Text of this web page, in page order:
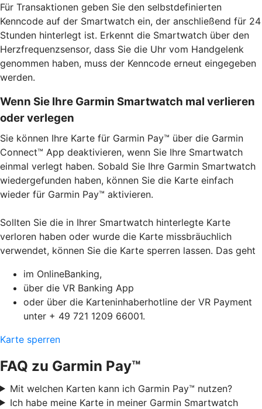
Für Transaktionen geben Sie den selbstdefinierten
Kenncode auf der Smartwatch ein, der anschließend für 24
Stunden hinterlegt ist. Erkennt die Smartwatch über den
Herzfrequenzsensor, dass Sie die Uhr vom Handgelenk
genommen haben, muss der Kenncode erneut eingegeben
werden.
Wenn Sie Ihre Garmin Smartwatch mal verlieren
oder verlegen
Sie können Ihre Karte für Garmin Pay™ über die Garmin
Connect™ App deaktivieren, wenn Sie Ihre Smartwatch
einmal verlegt haben. Sobald Sie Ihre Garmin Smartwatch
wiedergefunden haben, können Sie die Karte einfach
wieder für Garmin Pay™ aktivieren.
Sollten Sie die in Ihrer Smartwatch hinterlegte Karte
verloren haben oder wurde die Karte missbräuchlich
verwendet, können Sie die Karte sperren lassen. Das geht
im OnlineBanking,
über die VR Banking App
oder über die Karteninhaberhotline der VR Payment
unter + 49 721 1209 66001.
Karte sperren
FAQ zu Garmin Pay™
Mit welchen Karten kann ich Garmin Pay™ nutzen?
Ich habe meine Karte in meiner Garmin Smartwatch